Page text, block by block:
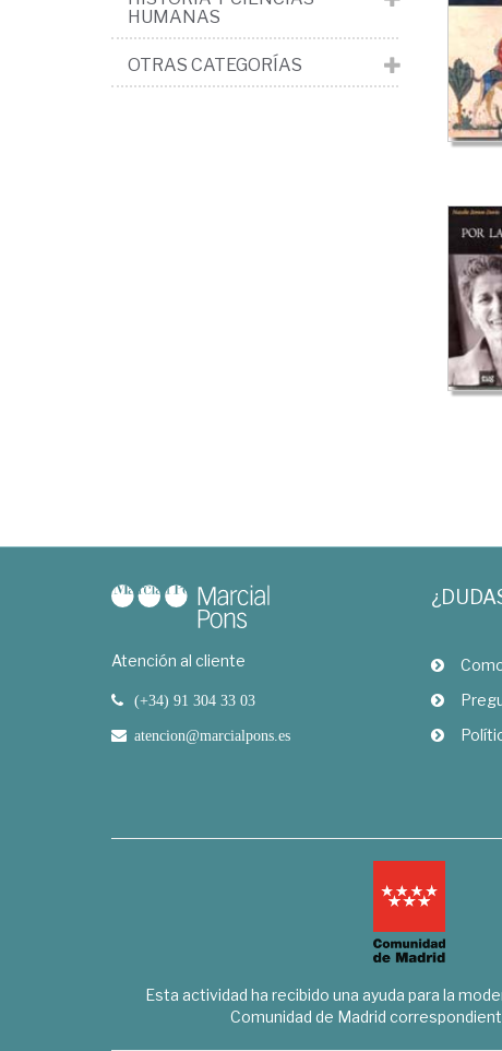
HUMANAS
OTRAS CATEGORÍAS
Atención al cliente
(+34) 91 304 33 03
atencion@marcialpons.es
Esta actividad ha recibido una ayuda para la
Comunidad de Madrid